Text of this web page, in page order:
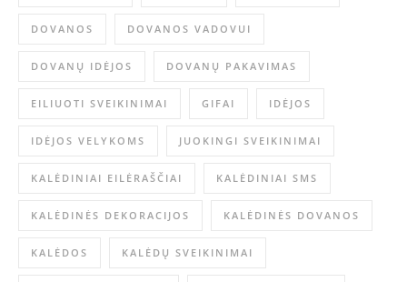
DOVANOS DOVANOS VADOVUI
DOVANŲ IDĖJOS DOVANŲ PAKAVIMAS
EILIUOTI SVEIKINIMAI GIFAI IDĖJOS
IDĖJOS VELYKOMS JUOKINGI SVEIKINIMAI
KALĖDINIAI EILĖRAŠČIAI KALĖDINIAI SMS
KALĖDINĖS DEKORACIJOS KALĖDINĖS DOVANOS
KALĖDOS KALĖDŲ SVEIKINIMAI